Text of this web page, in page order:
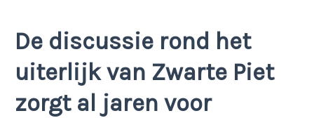
De discussie rond het
uiterlijk van Zwarte Piet
zorgt al jaren voor